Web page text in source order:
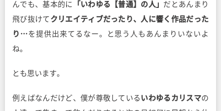
んでも、基本的に 「いわゆる【普通】の人」 だとあんまり
飛び抜けて クリエイティブだったり、人に響く作品だった
り… を提供出来てるなー。と思う人もあんまりいないよ
ね。
とも思います。
例えばなんだけど、僕が尊敬している いわゆるカリスマの